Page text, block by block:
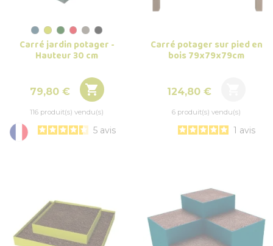
Carré jardin potager -
Hauteur 30 cm
Prix
79,80 € 
116 produit(s) vendu(s)
5 avis
Carré potager sur pied en
bois 79x79x79cm
Prix
124,80 €
6 produit(s) vendu(s)
1 avis